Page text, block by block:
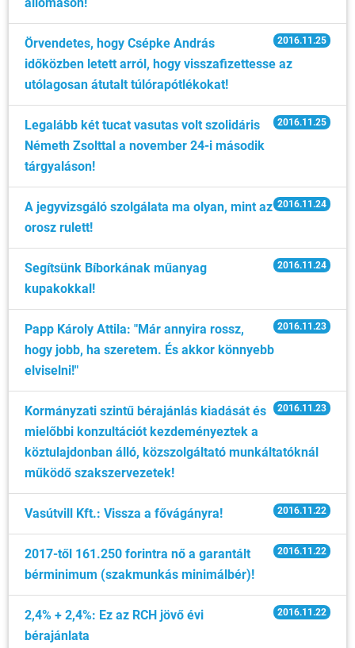
állomáson!
2016.11.25
Örvendetes, hogy Csépke András
időközben letett arról, hogy visszafizettesse az
utólagosan átutalt túlórapótlékokat!
2016.11.25
Legalább két tucat vasutas volt szolidáris
Németh Zsolttal a november 24-i második
tárgyaláson!
2016.11.24
A jegyvizsgáló szolgálata ma olyan, mint az
orosz rulett!
2016.11.24
Segítsünk Bíborkának műanyag
kupakokkal!
2016.11.23
Papp Károly Attila: "Már annyira rossz,
hogy jobb, ha szeretem. És akkor könnyebb
elviselni!"
2016.11.23
Kormányzati szintű bérajánlás kiadását és
mielőbbi konzultációt kezdeményeztek a
köztulajdonban álló, közszolgáltató munkáltatóknál
működő szakszervezetek!
2016.11.22
Vasútvill Kft.: Vissza a fővágányra!
2016.11.22
2017-től 161.250 forintra nő a garantált
bérminimum (szakmunkás minimálbér)!
2016.11.22
2,4% + 2,4%: Ez az RCH jövő évi
bérajánlata